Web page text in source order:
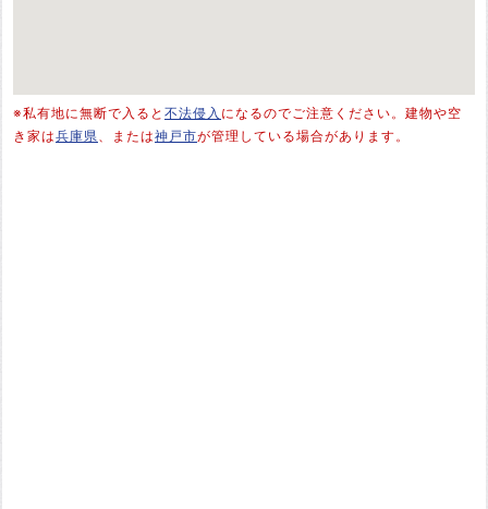
※私有地に無断で入ると 不法侵入 になるのでご注意ください。建物や空
き家は兵庫県 、または神戸市が管理している場合があります。